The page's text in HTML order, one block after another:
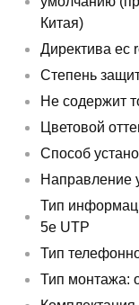
Китая)
Директива ec
Степень
Не содержит
Цветовой
Способ
Направление
Тип
5e UTP
Тип
Тип монтажа: